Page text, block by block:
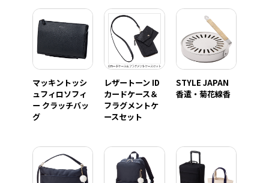
マッキントッシ
ュフィロソフィ
ー クラッチバッ
グ
レザートーン ID
カードケース＆
フラグメントケ
ースセット
STYLE JAPAN
香遣・菊花線香